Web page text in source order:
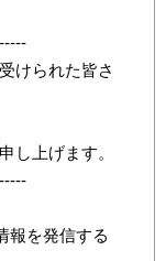
けられた皆さ
し上げます。
報を発信する